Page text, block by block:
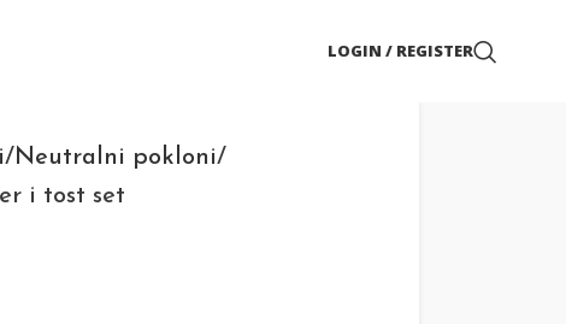
LOGIN / REGISTER
Neutralni pokloni
i tost set